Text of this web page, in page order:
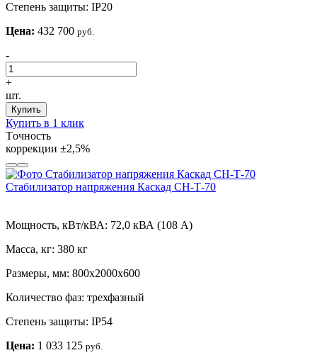
Степень защиты: IP20
Цена: 432 700 руб.
-
+
шт.
Купить
Купить в 1 клик
Tочность
коррекции ±2,5%
Стабилизатор напряжения Каскад СН-Т-70
Мощность, кВт/кВА: 72,0 кВА (108 А)
Масса, кг: 380 кг
Размеры, мм: 800х2000х600
Количество фаз: трехфазный
Степень защиты: IP54
Цена: 1 033 125 руб.